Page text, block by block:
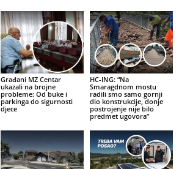
Građani MZ Centar
ukazali na brojne
probleme: Od buke i
parkinga do sigurnosti
djece
HC-ING: “Na
Smaragdnom mostu
radili smo samo gornji
dio konstrukcije, donje
postrojenje nije bilo
predmet ugovora”